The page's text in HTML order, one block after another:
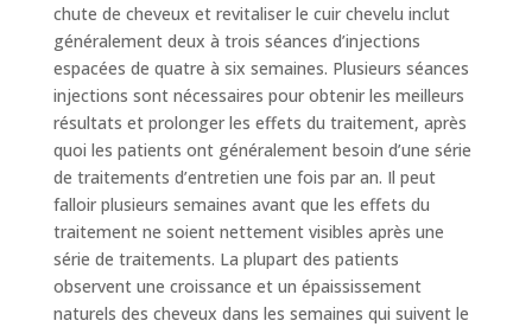
chute de cheveux et revitaliser le cuir chevelu inclut
généralement deux à trois séances d’injections
espacées de quatre à six semaines. Plusieurs séances
injections sont nécessaires pour obtenir les meilleurs
résultats et prolonger les effets du traitement, après
quoi les patients ont généralement besoin d’une série
de traitements d’entretien une fois par an. Il peut
falloir plusieurs semaines avant que les effets du
traitement ne soient nettement visibles après une
série de traitements. La plupart des patients
observent une croissance et un épaississement
naturels des cheveux dans les semaines qui suivent le